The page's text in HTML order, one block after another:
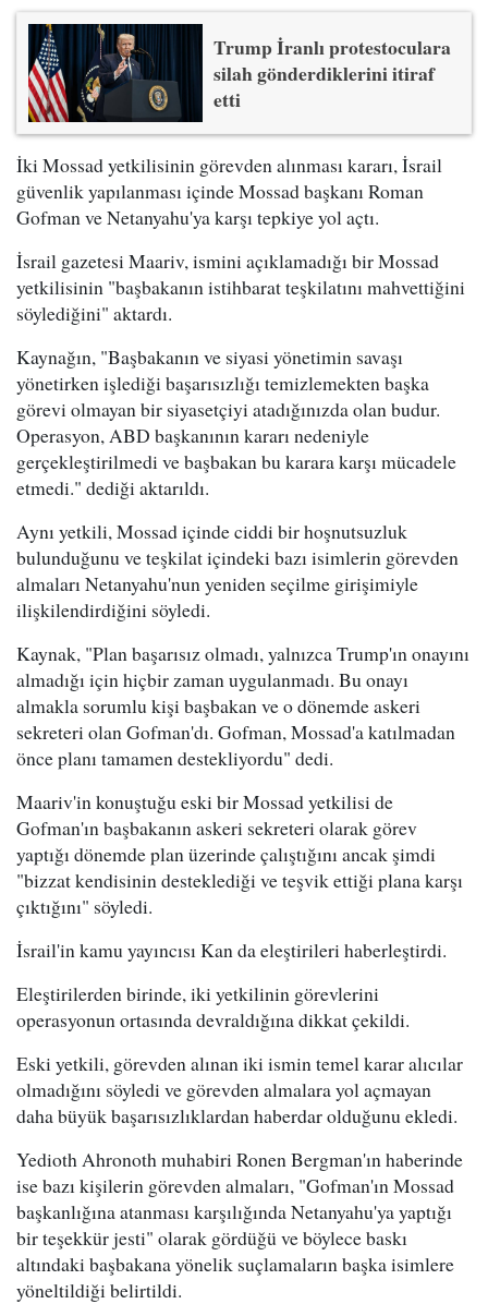
Trump İranlı protestoculara
silah gönderdiklerini itiraf
etti
İki Mossad yetkilisinin görevden alınması kararı, İsrail
güvenlik yapılanması içinde Mossad başkanı Roman
Gofman ve Netanyahu'ya karşı tepkiye yol açtı.
İsrail gazetesi Maariv, ismini açıklamadığı bir Mossad
yetkilisinin "başbakanın istihbarat teşkilatını mahvettiğini
söylediğini" aktardı.
Kaynağın, "Başbakanın ve siyasi yönetimin savaşı
yönetirken işlediği başarısızlığı temizlemekten başka
görevi olmayan bir siyasetçiyi atadığınızda olan budur.
Operasyon, ABD başkanının kararı nedeniyle
gerçekleştirilmedi ve başbakan bu karara karşı mücadele
etmedi." dediği aktarıldı.
Aynı yetkili, Mossad içinde ciddi bir hoşnutsuzluk
bulunduğunu ve teşkilat içindeki bazı isimlerin görevden
almaları Netanyahu'nun yeniden seçilme girişimiyle
ilişkilendirdiğini söyledi.
Kaynak, "Plan başarısız olmadı, yalnızca Trump'ın onayını
almadığı için hiçbir zaman uygulanmadı. Bu onayı
almakla sorumlu kişi başbakan ve o dönemde askeri
sekreteri olan Gofman'dı. Gofman, Mossad'a katılmadan
önce planı tamamen destekliyordu" dedi.
Maariv'in konuştuğu eski bir Mossad yetkilisi de
Gofman'ın başbakanın askeri sekreteri olarak görev
yaptığı dönemde plan üzerinde çalıştığını ancak şimdi
"bizzat kendisinin desteklediği ve teşvik ettiği plana karşı
çıktığını" söyledi.
İsrail'in kamu yayıncısı Kan da eleştirileri haberleştirdi.
Eleştirilerden birinde, iki yetkilinin görevlerini
operasyonun ortasında devraldığına dikkat çekildi.
Eski yetkili, görevden alınan iki ismin temel karar alıcılar
olmadığını söyledi ve görevden almalara yol açmayan
daha büyük başarısızlıklardan haberdar olduğunu ekledi.
Yedioth Ahronoth muhabiri Ronen Bergman'ın haberinde
ise bazı kişilerin görevden almaları, "Gofman'ın Mossad
başkanlığına atanması karşılığında Netanyahu'ya yaptığı
bir teşekkür jesti" olarak gördüğü ve böylece baskı
altındaki başbakana yönelik suçlamaların başka isimlere
yöneltildiği belirtildi.